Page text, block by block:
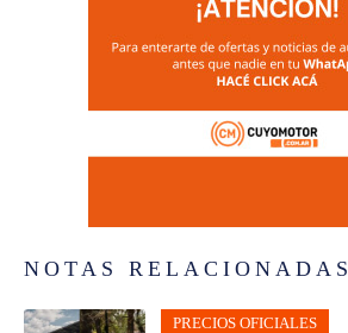
NOTAS RELACIONADAS
PRECIOS OFICIALES